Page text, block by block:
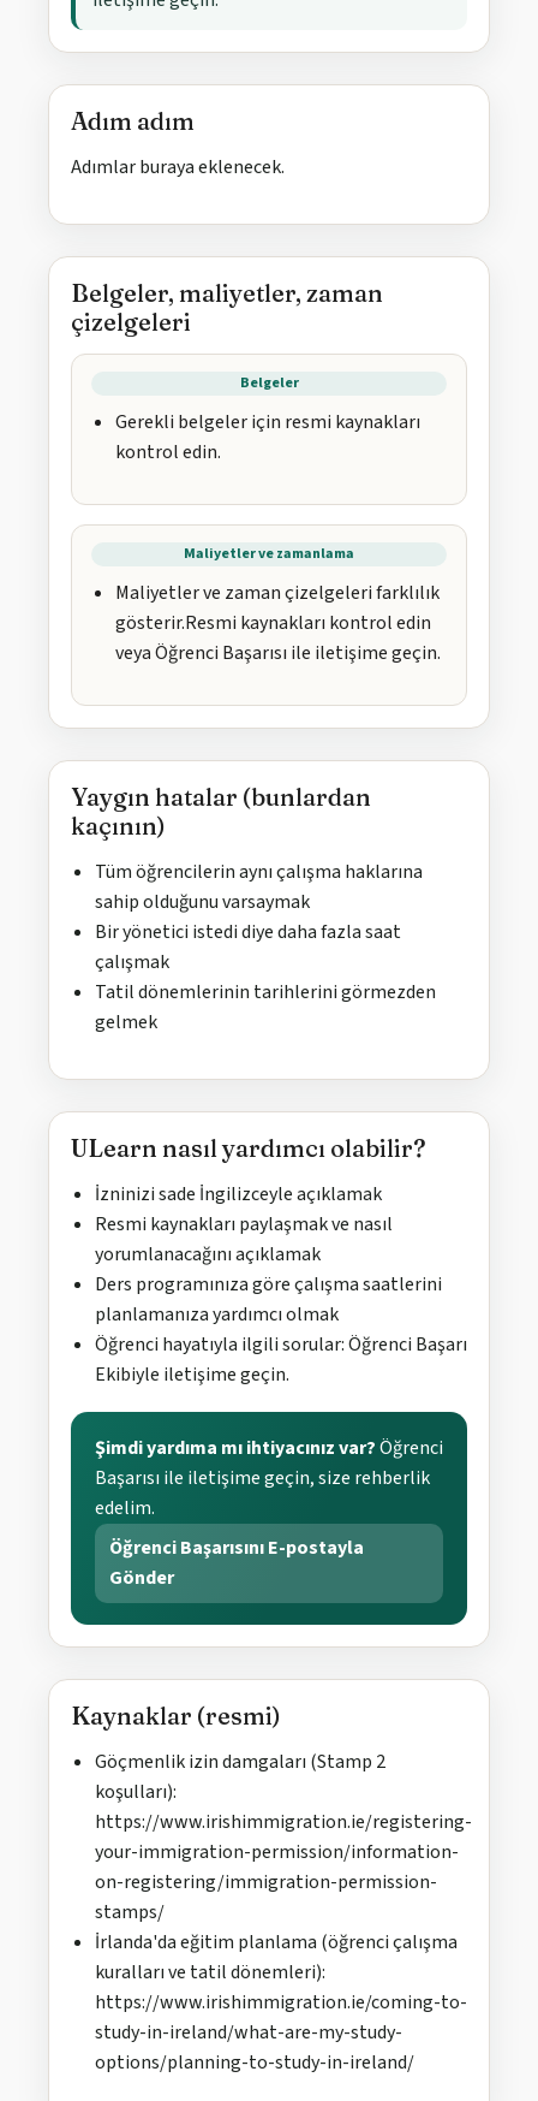
Adım adım
Adımlar buraya eklenecek.
Belgeler, maliyetler, zaman
çizelgeleri
Belgeler
Gerekli belgeler için resmi kaynakları
kontrol edin.
Maliyetler ve zamanlama
Maliyetler ve zaman çizelgeleri farklılık
gösterir.Resmi kaynakları kontrol edin
veya Öğrenci Başarısı ile iletişime geçin.
Yaygın hatalar (bunlardan
kaçının)
Tüm öğrencilerin aynı çalışma haklarına
sahip olduğunu varsaymak
Bir yönetici istedi diye daha fazla saat
çalışmak
Tatil dönemlerinin tarihlerini görmezden
gelmek
ULearn nasıl yardımcı olabilir?
İzninizi sade İngilizceyle açıklamak
Resmi kaynakları paylaşmak ve nasıl
yorumlanacağını açıklamak
Ders programınıza göre çalışma saatlerini
planlamanıza yardımcı olmak
Öğrenci hayatıyla ilgili sorular: Öğrenci Başarı
Ekibiyle iletişime geçin.
Şimdi yardıma mı ihtiyacınız var?Öğrenci
Başarısı ile iletişime geçin, size rehberlik
edelim.
Öğrenci Başarısını E-postayla
Gönder
Kaynaklar (resmi)
Göçmenlik izin damgaları (Stamp 2
koşulları):
https://www.irishimmigration.ie/registering-
your-immigration-permission/information-
on-registering/immigration-permission-
stamps/
İrlanda'da eğitim planlama (öğrenci çalışma
kuralları ve tatil dönemleri):
https://www.irishimmigration.ie/coming-to-
study-in-ireland/what-are-my-study-
options/planning-to-study-in-ireland/